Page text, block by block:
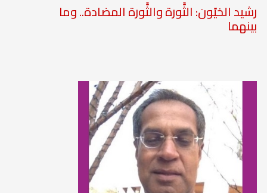
رشيد الخيّون: الثَّورة والثَّورة المضادة.. وما
بينهما